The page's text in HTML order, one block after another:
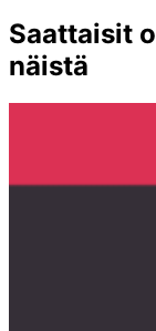
Saattaisit
näistä